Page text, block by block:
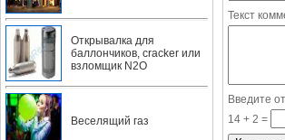
Открывалка для
баллончиков, cracker или
взломщик N2O
Веселящий газ
Текст
Введите
14 + 2 =